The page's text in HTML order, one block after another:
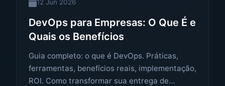
12 Jun 2026
DevOps para Empresas: O Que É e
Quais os Benefícios
Guia completo: o que é DevOps. Práticas,
ferramentas, benefícios reais, implementação,
ROI. Como transformar sua entrega de